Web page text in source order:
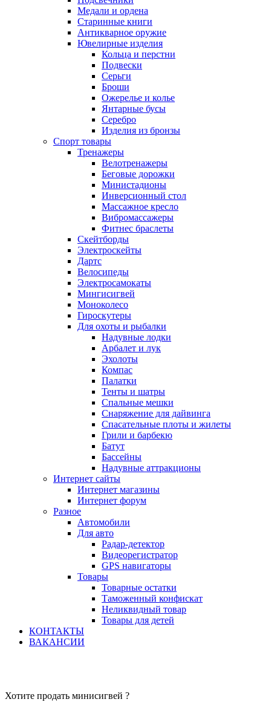
Медали и ордена
Старинные книги
Антикварное оружие
Ювелирные изделия
Кольца и перстни
Подвески
Серьги
Броши
Ожерелье и колье
Янтарные бусы
Серебро
Изделия из бронзы
Спорт товары
Тренажеры
Велотренажеры
Беговые дорожки
Министадионы
Инверсионный стол
Массажное кресло
Вибромассажеры
Фитнес браслеты
Скейтборды
Электроскейты
Дартс
Велосипеды
Электросамокаты
Мингисигвей
Моноколесо
Гироскутеры
Для охоты и рыбалки
Надувные лодки
Арбалет и лук
Эхолоты
Компас
Палатки
Тенты и шатры
Спальные мешки
Снаряжение для дайвинга
Спасательные плоты и жилеты
Грили и барбекю
Батут
Бассейны
Надувные аттракционы
Интернет сайты
Интернет магазины
Интернет форум
Разное
Автомобили
Для авто
Радар-детектор
Видеорегистратор
GPS навигаторы
Товары
Товарные остатки
Таможенный конфискат
Неликвидный товар
Товары для детей
КОНТАКТЫ
ВАКАНСИИ
Хотите продать минисигвей ?